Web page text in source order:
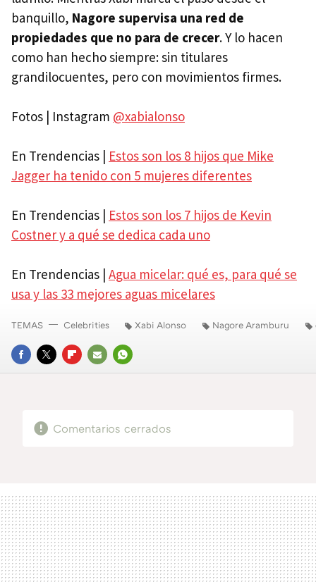
banquillo, Nagore supervisa una red de
propiedades que no para de crecer. Y lo hacen
como han hecho siempre: sin titulares
grandilocuentes, pero con movimientos firmes.
Fotos | Instagram @xabialonso
En Trendencias | Estos son los 8 hijos que Mike
Jagger ha tenido con 5 mujeres diferentes
En Trendencias | Estos son los 7 hijos de Kevin
Costner y a qué se dedica cada uno
En Trendencias | Agua micelar: qué es, para qué se
usa y las 33 mejores aguas micelares
FACEBOOK
TWITTERFLIPBOARD
E-
WHATSAPP
TEMAS Celebrities Xabi Alonso Nagore Aramburu
Comentarios cerrados